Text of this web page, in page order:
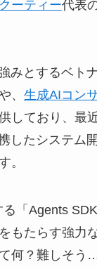
ーティー代表
みとするベト
、 生成AIコン
しており、最
したシステム
。
「Agents
もたらす強力
何？難しそう